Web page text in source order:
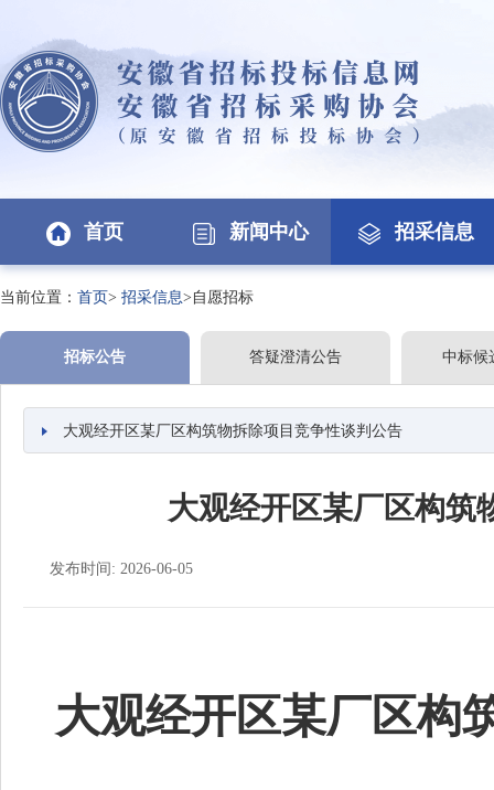
首页 新闻中心 招采信息
当前位置： 首页> 招采信息>自愿招标
招标公告 答疑澄清公告 中标候
大观经开区某厂区构筑物拆除项目竞争性谈判公告
大观经开区某厂区构筑
发布时间: 2026-06-05
大观经开区某厂区构